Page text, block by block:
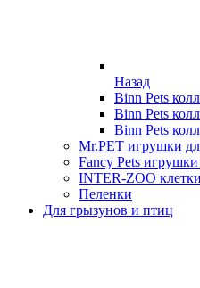
Назад
Binn Pets
Binn Pets
Binn Pets
Mr.PET игрушки
Fancy Pets
INTER-ZOO
Пеленки
Для грызунов и птиц